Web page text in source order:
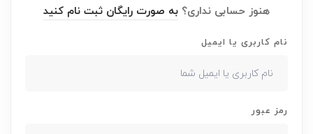
هنوز حسابی نداری؟ به صورت رایگان ثبت نام کنید
نام کاربری یا ایمیل
رمز عبور